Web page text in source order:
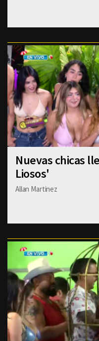
Nuevas chicas
Liosos'
Allan Martinez